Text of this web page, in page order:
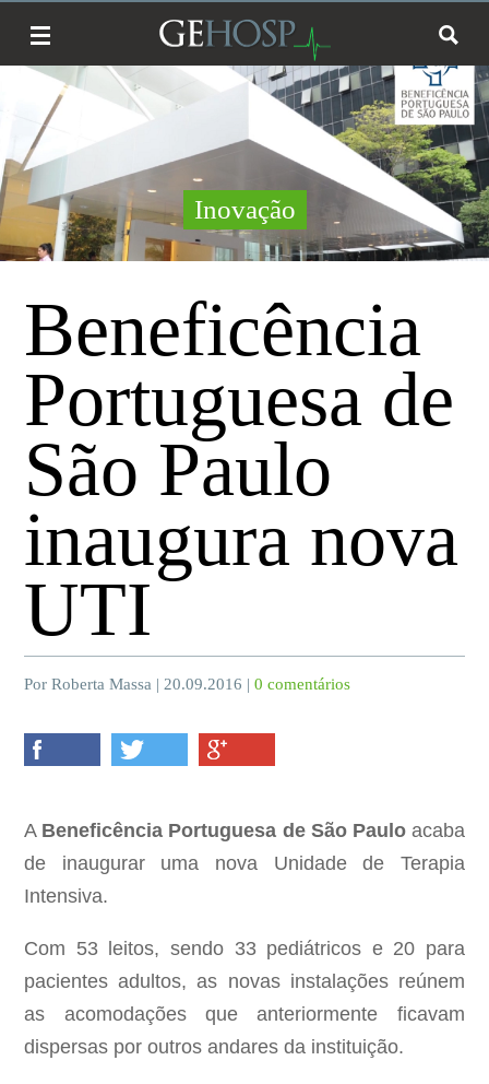
Inovação
Beneficência
Portuguesa de
São Paulo
inaugura nova
UTI
Por Roberta Massa | 20.09.2016 |0 comentários
A Beneficência Portuguesa de São Pauloacaba
de inaugurar uma nova Unidade de Terapia
Intensiva.
Com 53 leitos, sendo 33 pediátricos e 20 para
pacientes adultos, as novas instalações reúnem
as acomodações que anteriormente ficavam
dispersas por outros andares da instituição.